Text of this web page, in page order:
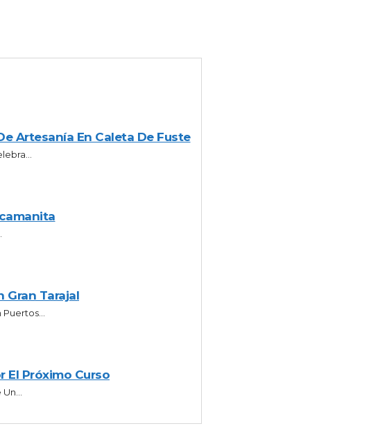
Artesanía En Caleta De Fuste
Gran Tarajal
El Próximo Curso